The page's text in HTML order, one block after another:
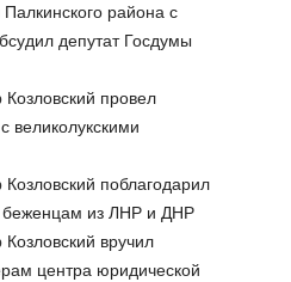
района с
депутат Госдумы
провел
великолукскими
поблагодарил
беженцам из ЛНР и ДНР
вручил
центра юридической